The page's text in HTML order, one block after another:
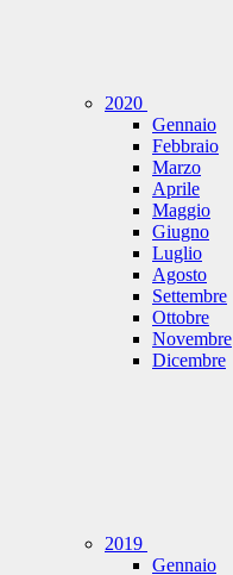
2020
Gennaio
Febbraio
Marzo
Aprile
Maggio
Giugno
Luglio
Agosto
Settembre
Ottobre
Novembre
Dicembre
2019
Gennaio